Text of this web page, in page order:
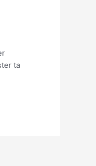
ta